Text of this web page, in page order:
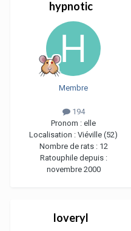
hypnotic
Membre
194
Pronom : elle
Localisation : Viéville (52)
Nombre de rats : 12
Ratouphile depuis :
novembre 2000
loveryl